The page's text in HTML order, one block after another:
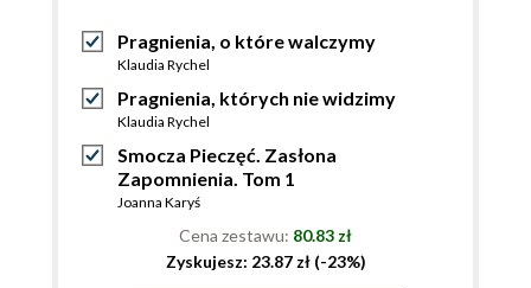
Pragnienia, o które walczymy
Klaudia Rychel
Pragnienia, których nie widzimy
Klaudia Rychel
Smocza Pieczęć. Zasłona
Zapomnienia. Tom 1
Joanna Karyś
Cena zestawu: 80.83 zł
Zyskujesz: 23.87 zł (-23%)